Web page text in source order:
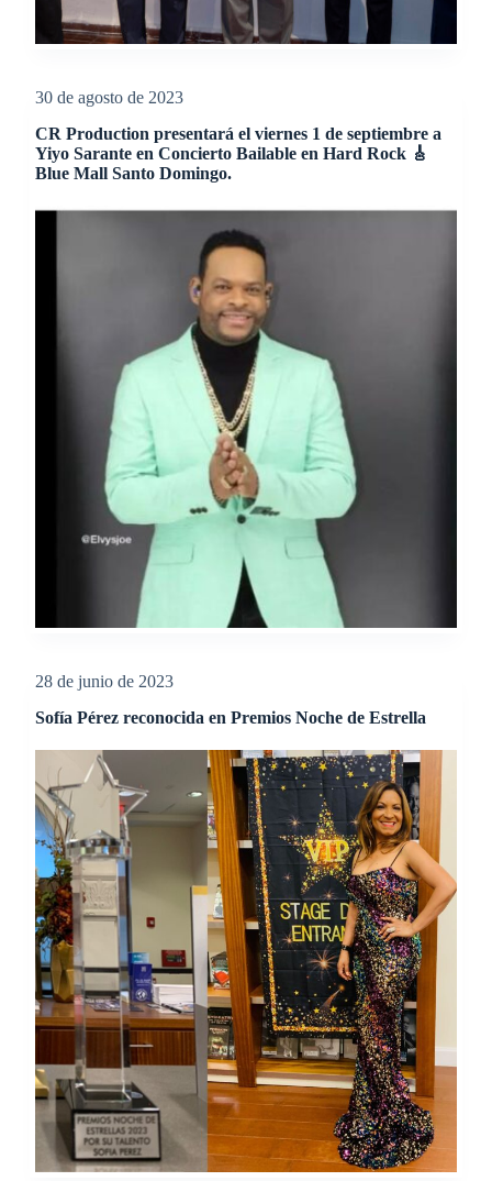
30 de agosto de 2023
CR Production presentará el viernes 1 de septiembre a
Yiyo Sarante en Concierto Bailable en Hard Rock 🎸
Blue Mall Santo Domingo.
28 de junio de 2023
Sofía Pérez reconocida en Premios Noche de Estrella